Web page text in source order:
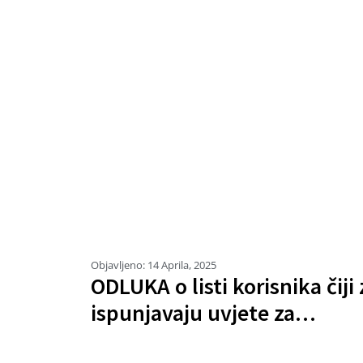
Objavljeno: 14 Aprila, 2025
ODLUKA o listi korisnika
ispunjavaju uvjete za…